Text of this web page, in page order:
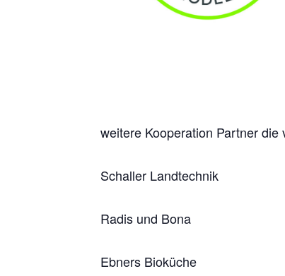
weitere Kooperation Partner die
Schaller Landtechnik
Radis und Bona
Ebners Bioküche